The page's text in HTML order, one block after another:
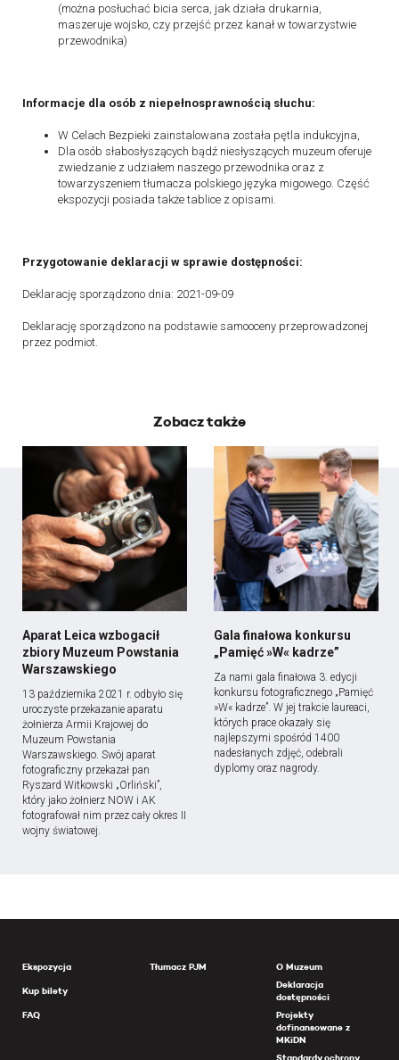
(można posłuchać bicia serca, jak działa drukarnia,
maszeruje wojsko, czy przejść przez kanał w towarzystwie
przewodnika)
Informacje dla osób z niepełnosprawnością słuchu:
W Celach Bezpieki zainstalowana została pętla indukcyjna,
Dla osób słabosłyszących bądź niesłyszących muzeum oferuje
zwiedzanie z udziałem naszego przewodnika oraz z
towarzyszeniem tłumacza polskiego języka migowego. Część
ekspozycji posiada także tablice z opisami.
Przygotowanie deklaracji w sprawie dostępności:
Deklarację sporządzono dnia: 2021-09-09
Deklarację sporządzono na podstawie samooceny przeprowadzonej
przez podmiot.
Zobacz także
Aparat Leica wzbogacił
zbiory Muzeum Powstania
Warszawskiego
13 października 2021 r. odbyło się
uroczyste przekazanie aparatu
żołnierza Armii Krajowej do
Muzeum Powstania
Warszawskiego. Swój aparat
fotograficzny przekazał pan
Ryszard Witkowski „Orliński”,
który jako żołnierz NOW i AK
fotografował nim przez cały okres II
wojny światowej.
Gala finałowa konkursu
„Pamięć »W« kadrze”
Za nami gala finałowa 3. edycji
konkursu fotograficznego „Pamięć
»W« kadrze”. W jej trakcie laureaci,
których prace okazały się
najlepszymi spośród 1400
nadesłanych zdjęć, odebrali
dyplomy oraz nagrody.
Ekspozycja
Kup bilety
FAQ
Tłumacz PJM
O Muzeum
Deklaracja
dostępności
Projekty
dofinansowane z
MKiDN